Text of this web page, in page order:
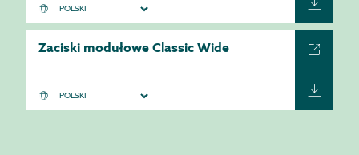
Zaciski modułowe Classic Wide